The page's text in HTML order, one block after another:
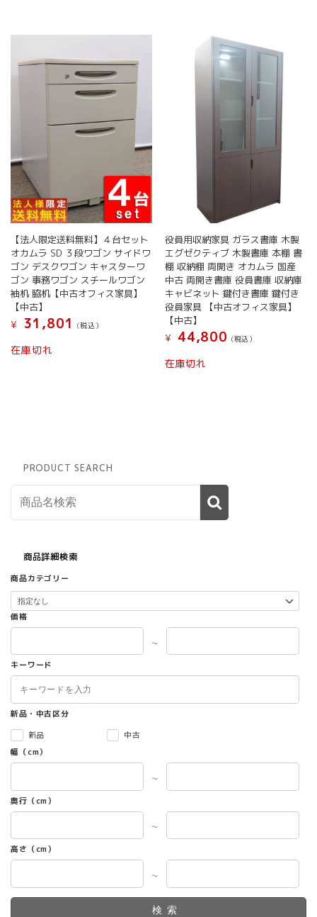
【法人限定送料無料】４台セット
オカムラ SD ３段ワゴン サイドワ
ゴン デスクワゴン キャスターワ
ゴン 事務ワゴン スチールワゴン
袖机 脇机【中古オフィス家具】
【中古】
¥
31,801 (税込）
在庫切れ
役員用収納家具 ガラス書庫 木製
エグゼクティブ 木製書庫 本棚 書
棚 収納棚 両開き オカムラ 国産
中古 両開き書庫 役員書庫 収納庫
キャビネット 鍵付き書庫 鍵付き
役員家具 【中古オフィス家具】
【中古】
¥
44,800 (税込）
在庫切れ
PRODUCT SEARCH
商品詳細検索
商品カテゴリー
価格
～
キーワード
新品・中古区分
新品
中古
幅（cm）
～
奥行（cm）
～
高さ（cm）
～
検索